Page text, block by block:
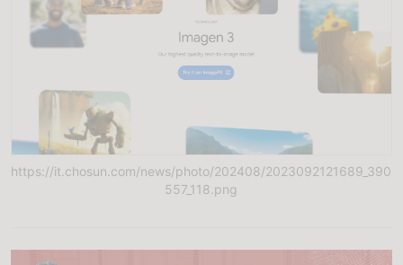
https://it.chosun.com/news/photo/202408/2023092121689_390
557_118.png